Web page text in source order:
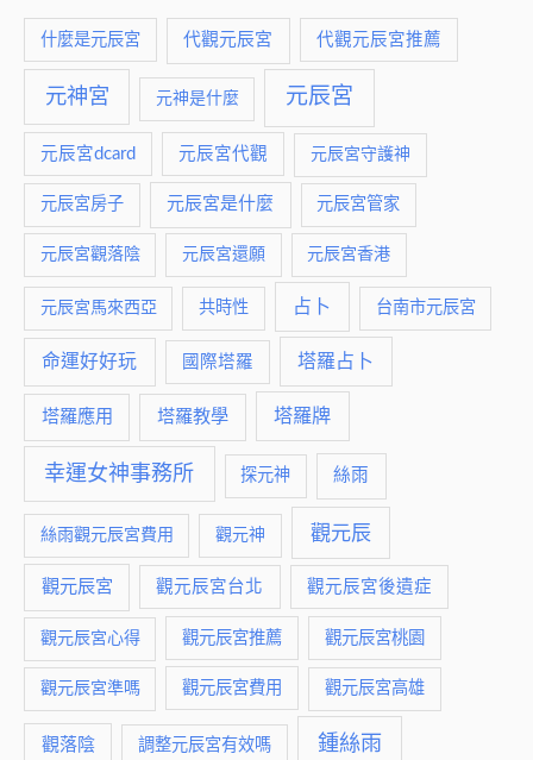
什麼是元辰宮 代觀元辰宮 代觀元辰宮推薦
元神宮 元神是什麼 元辰宮
元辰宮dcard 元辰宮代觀 元辰宮守護神
元辰宮房子 元辰宮是什麼 元辰宮管家
元辰宮觀落陰 元辰宮還願 元辰宮香港
元辰宮馬來西亞 共時性 占卜 台南市元辰宮
命運好好玩 國際塔羅 塔羅占卜
塔羅應用 塔羅教學 塔羅牌
幸運女神事務所 探元神 絲雨
絲雨觀元辰宮費用 觀元神 觀元辰
觀元辰宮 觀元辰宮台北 觀元辰宮後遺症
觀元辰宮心得 觀元辰宮推薦 觀元辰宮桃園
觀元辰宮準嗎 觀元辰宮費用 觀元辰宮高雄
觀落陰 調整元辰宮有效嗎 鍾絲雨